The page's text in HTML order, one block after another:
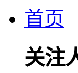
首页
关注